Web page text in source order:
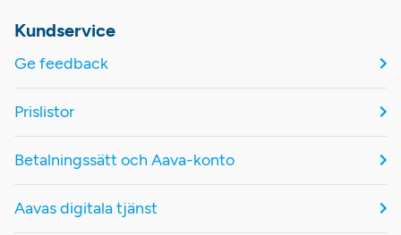
Kundservice
Ge feedback
Prislistor
Betalningssätt och Aava-konto
Aavas digitala tjänst